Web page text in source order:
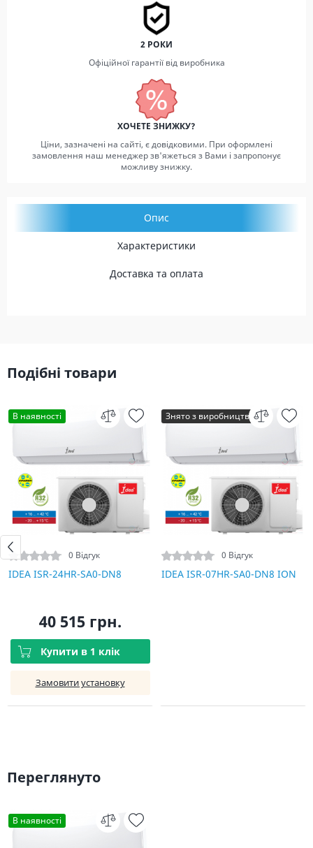
2 РОКИ
Офіційної гарантії від виробника
ХОЧЕТЕ ЗНИЖКУ?
Ціни, зазначені на сайті, є довідковими. При оформлені
замовлення наш менеджер зв'яжеться з Вами і запропонує
можливу знижку.
Опис
Характеристики
Доставка та оплата
Подібні товари
В наявності
0 Відгук
IDEA ISR-24HR-SA0-DN8
40 515 грн.
Купити в 1 клік
Замовити установку
Знято з виробництва
0 Відгук
IDEA ISR-07HR-SA0-DN8 ION
Переглянуто
В наявності